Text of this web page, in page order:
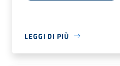
LEGGI DI PIÙ